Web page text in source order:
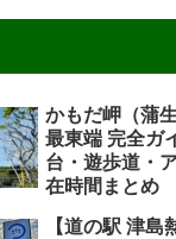
かもだ岬（蒲
最東端 完全ガ
台・遊歩道・
在時間まとめ
【道の駅 津島